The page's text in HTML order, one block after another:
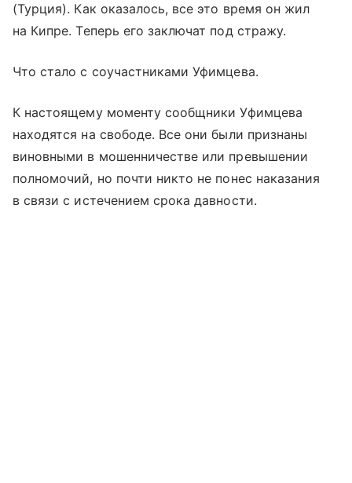
(Турция). Как оказалось, все это время он жил
на Кипре. Теперь его заключат под стражу.
Что стало с соучастниками Уфимцева.
К настоящему моменту сообщники Уфимцева
находятся на свободе. Все они были признаны
виновными в мошенничестве или превышении
полномочий, но почти никто не понес наказания
в связи с истечением срока давности.